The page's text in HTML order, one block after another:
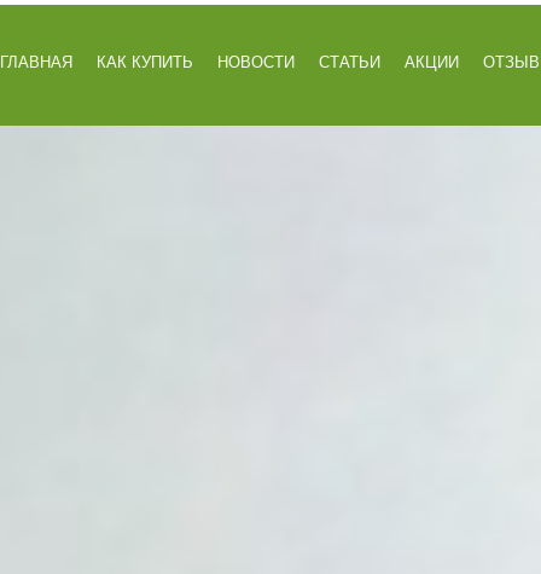
ГЛАВНАЯ КАК КУПИТЬ НОВОСТИ СТАТЬИ АКЦИИ